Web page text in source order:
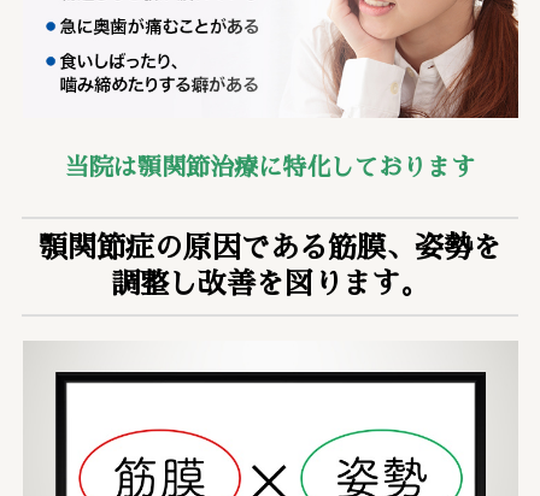
当院は顎関節治療に特化しております
顎関節症の原因である筋膜、姿勢を
調整し改善を図ります。